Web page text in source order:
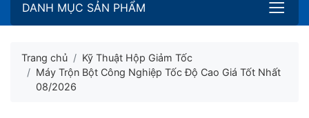
DANH MỤC SẢN PHẨM
Trang chủ
Kỹ Thuật Hộp Giảm Tốc
Máy Trộn Bột Công Nghiệp Tốc Độ Cao Giá Tốt Nhất
08/2026